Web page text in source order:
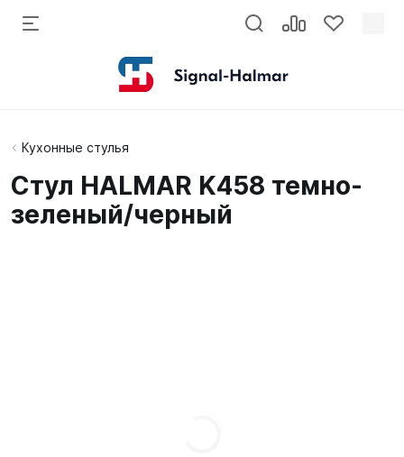
Кухонные стулья
Стул HALMAR K458 темно-
зеленый/черный